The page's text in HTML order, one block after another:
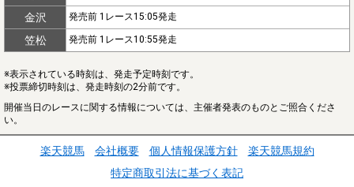
金沢 発売前 1レース15:05発走
笠松 発売前 1レース10:55発走
※表示されている時刻は、発走予定時刻です。
※投票締切時刻は、発走時刻の2分前です。
開催当日のレースに関する情報については、主催者発表のものとご照合くださ
い。
楽天競馬 会社概要 個人情報保護方針
楽天競馬規約
特定商取引法に基づく表記